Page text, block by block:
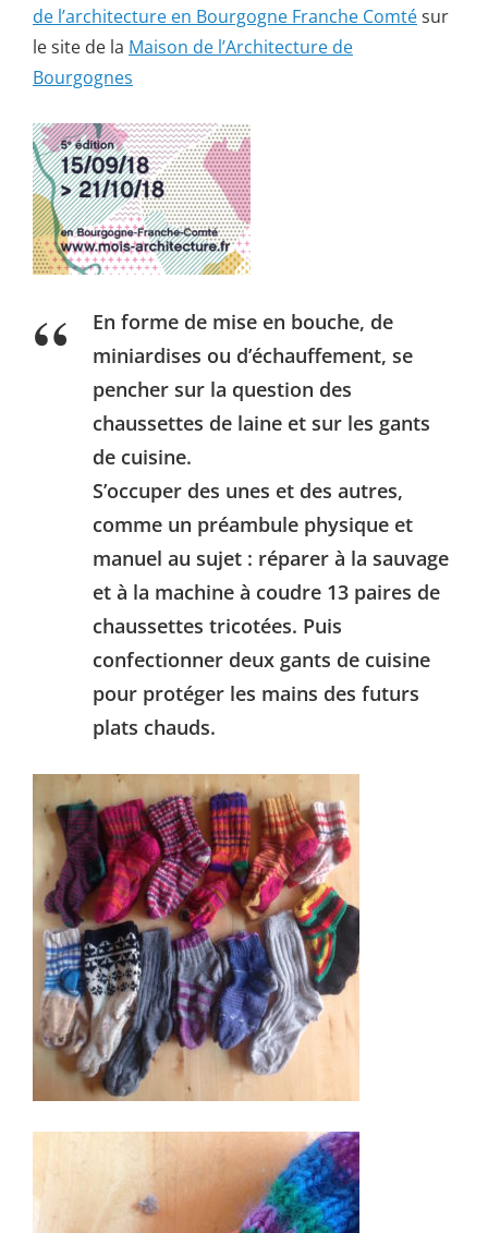
de l’architecture en Bourgogne Franche Comtésur
le site de la Maison de l’Architecture de
Bourgognes
En forme de mise en bouche, de
miniardises ou d’échauffement, se
pencher sur la question des
chaussettes de laine et sur les gants
de cuisine.
S’occuper des unes et des autres,
comme un préambule physique et
manuel au sujet : réparer à la sauvage
et à la machine à coudre 13 paires de
chaussettes tricotées. Puis
confectionner deux gants de cuisine
pour protéger les mains des futurs
plats chauds.